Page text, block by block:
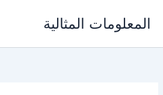
المعلومات المثالية